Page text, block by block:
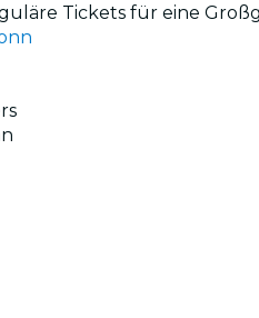
Tickets für eine